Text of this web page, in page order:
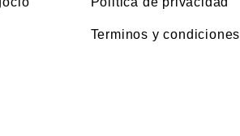
Terminos y condiciones